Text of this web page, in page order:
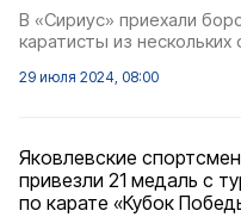
В «Сириус» приехали
каратисты из нескольких
29 июля 2024, 08:00
Яковлевские
привезли 21 медаль с
по карате «Кубок